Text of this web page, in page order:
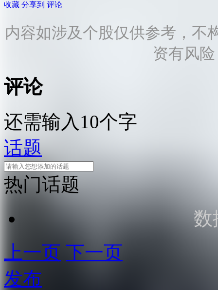
收藏 分享到 评论
内容如涉及个股仅供参考，不
资有风
评论
还需输入10个字
话题
热门话题
数
上一页 下一页
发布